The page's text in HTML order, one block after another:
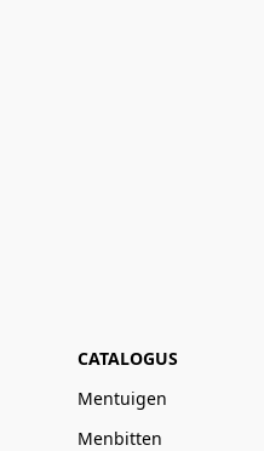
CATALOGUS
Mentuigen
Menbitten